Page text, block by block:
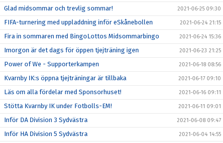
Glad midsommar och trevlig sommar! 2021-06-25 09:30
FIFA-turnering med uppladdning inför eSkånebollen 2021-06-24 21:15
Fira in sommaren med BingoLottos Midsommarbingo 2021-06-24 15:36
Imorgon är det dags för öppen tjejträning igen 2021-06-23 21:25
Power of We - Supporterkampen 2021-06-18 08:56
Kvarnby IK:s öppna tjejträningar är tillbaka 2021-06-17 09:10
Läs om alla fördelar med Sponsorhuset! 2021-06-16 09:11
Stötta Kvarnby IK under Fotbolls-EM! 2021-06-11 09:01
Inför DA Division 3 Sydvästra 2021-06-08 09:47
Inför HA Division 5 Sydvästra 2021-06-04 14:55